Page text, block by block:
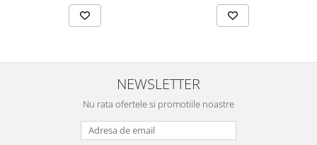
NEWSLETTER
Nu rata ofertele si promotiile noastre